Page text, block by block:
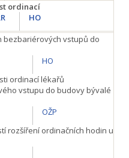
ordinací
HO
bezbariérových vstupů do
HO
ordinací lékařů
vstupu do budovy bývalé
OŽP
rozšíření ordinačních hodin u